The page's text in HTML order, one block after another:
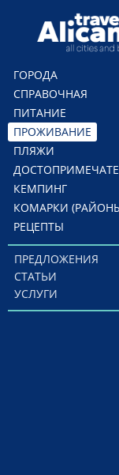
Перейти к
ГОРОДА
СПРАВОЧНАЯ
ПИТАНИЕ
ПРОЖИВАНИЕ
ПЛЯЖИ
КЕМПИНГ
КОМАРКИ
РЕЦЕПТЫ
ПРЕДЛОЖЕНИЯ
СТАТЬИ
УСЛУГИ